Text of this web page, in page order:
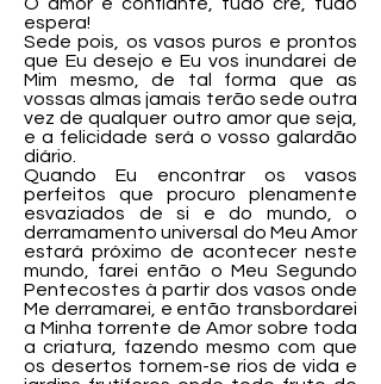
espera!
Sede pois, os vasos puros e prontos
que Eu desejo e Eu vos inundarei de
Mim mesmo, de tal forma que as
vossas almas jamais terão sede outra
vez de qualquer outro amor que seja,
e a felicidade será o vosso galardão
diário.
Quando Eu encontrar os vasos
perfeitos que procuro plenamente
esvaziados de si e do mundo, o
derramamento universal do Meu Amor
estará próximo de acontecer neste
mundo, farei então o Meu Segundo
Pentecostes à partir dos vasos onde
Me derramarei, e então transbordarei
a Minha torrente de Amor sobre toda
a criatura, fazendo mesmo com que
os desertos tornem-se rios de vida e